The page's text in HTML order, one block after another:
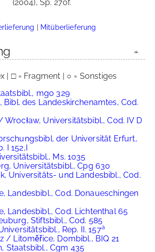
(2004), Sp. 270f.
| Mitüberlieferung
| □ = Fragment | ○ = Sonstiges
mgo 329
Bibl. des Landeskirchenamtes, Cod.
Wrocław, Universitätsbibl., Cod. IV D
der Universität Erfurt,
I 152,I
Ms. 1035
Universitätsbibl., Cpg 630
Universitäts- und Landesbibl., Cod.
Landesbibl., Cod. Donaueschingen
Landesbibl., Cod. Lichtenthal 65
Stiftsbibl., Cod. 585
Rep. II. 157a
/ Litoměřice, Dombibl., BIQ 21
Staatsbibl., Cgm 435